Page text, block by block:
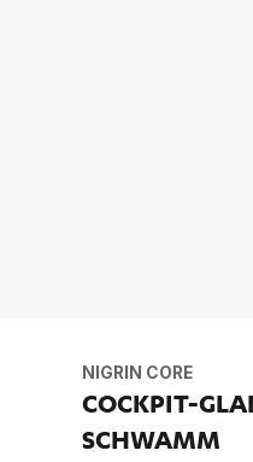
NIGRIN CORE
COCK­PIT-
SCHWAMM